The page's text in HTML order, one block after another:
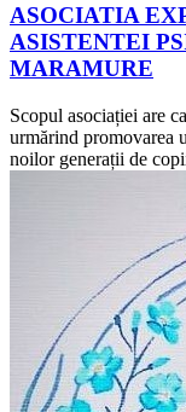
ASOCIATIA
ASISTENTEI
MARAMURE
Scopul asociației are
urmărind promovarea
noilor generații de